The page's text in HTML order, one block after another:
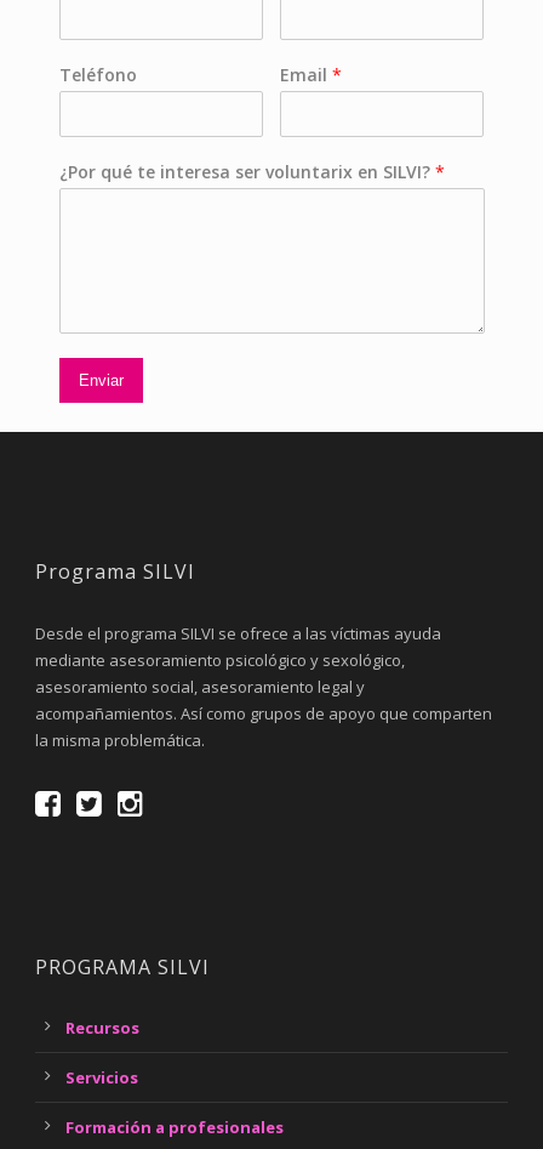
Teléfono Email *
¿Por qué te interesa ser voluntarix en SILVI? *
Enviar
Programa SILVI
Desde el programa SILVI se ofrece a las víctimas ayuda
mediante asesoramiento psicológico y sexológico,
asesoramiento social, asesoramiento legal y
acompañamientos. Así como grupos de apoyo que comparten
la misma problemática.
PROGRAMA SILVI
Recursos
Servicios
Formación a profesionales